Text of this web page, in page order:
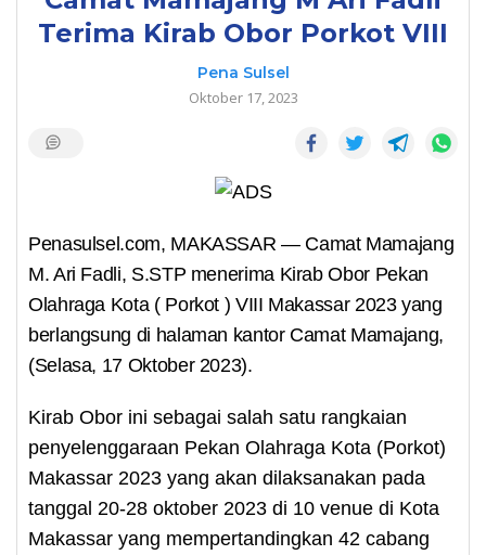
Terima Kirab Obor Porkot VIII
Pena Sulsel
Oktober 17, 2023
Penasulsel.com, MAKASSAR — Camat Mamajang
M. Ari Fadli, S.STP menerima Kirab Obor Pekan
Olahraga Kota ( Porkot ) VIII Makassar 2023 yang
berlangsung di halaman kantor Camat Mamajang,
(Selasa, 17 Oktober 2023).
Kirab Obor ini sebagai salah satu rangkaian
penyelenggaraan Pekan Olahraga Kota (Porkot)
Makassar 2023 yang akan dilaksanakan pada
tanggal 20-28 oktober 2023 di 10 venue di Kota
Makassar yang mempertandingkan 42 cabang